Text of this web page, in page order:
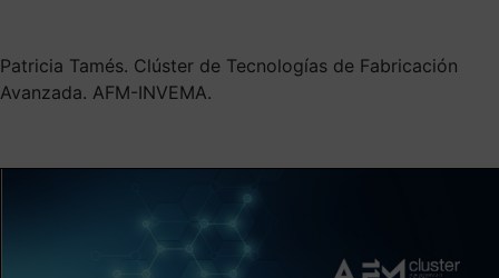
Patricia Tamés. Clúster de Tecnologías de Fabricación
Avanzada. AFM-INVEMA.